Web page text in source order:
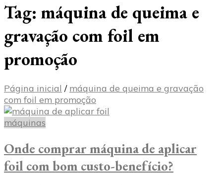
Tag: máquina de queima e
gravação com foil em
promoção
Página inicial / máquina de queima e gravação
com foil em promoção
máquinas
Onde comprar máquina de aplicar
foil com bom custo-benefício?